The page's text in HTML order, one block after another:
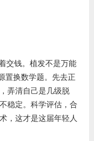
交钱。植发不是万能
置换数学题。先去正
弄清自己是几级脱
稳定。科学评估，合
，这才是这届年轻人